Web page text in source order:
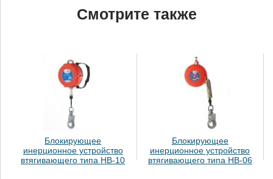
Смотрите также
Блокирующее
инерционное устройство
втягивающего типа НВ-10
Блокирующее
инерционное устройство
втягивающего типа НВ-06